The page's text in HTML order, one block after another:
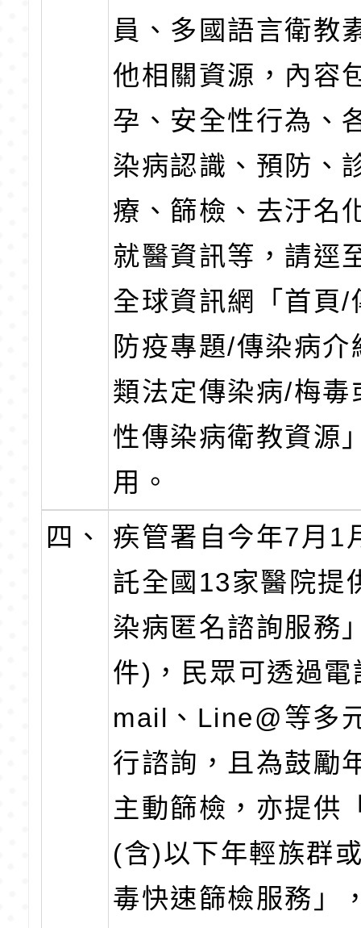
員、多國語言衛教
他相關資源，內容
孕、安全性行為、
染病認識、預防、
療、篩檢、去汙名
就醫資訊等，請逕
全球資訊網「首頁/
防疫專題/傳染病介
類法定傳染病/梅毒
性傳染病衛教資源
用。
四、
疾管署自今年7月1
託全國13家醫院提
染病匿名諮詢服務
件)，民眾可透過
mail、Line@等多
行諮詢，且為鼓勵
主動篩檢，亦提供
(含)以下年輕族群
毒快速篩檢服務」